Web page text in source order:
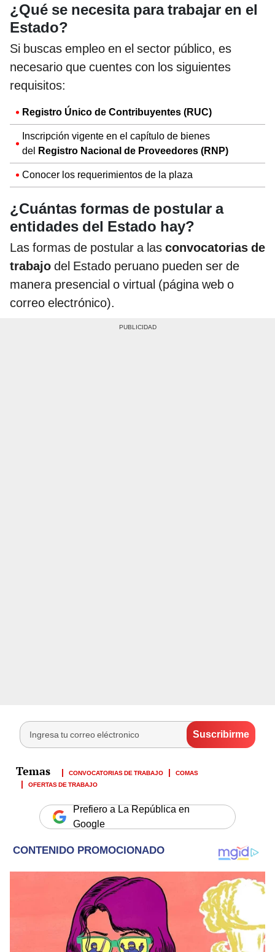
¿Qué se necesita para trabajar en el
Estado?
Si buscas empleo en el sector público, es
necesario que cuentes con los siguientes
requisitos:
Registro Único de Contribuyentes (RUC)
Inscripción vigente en el capítulo de bienes
del Registro Nacional de Proveedores (RNP)
Conocer los requerimientos de la plaza
¿Cuántas formas de postular a
entidades del Estado hay?
Las formas de postular a las convocatorias de
trabajo del Estado peruano pueden ser de
manera presencial o virtual (página web o
correo electrónico).
CONVOCATORIAS DE TRABAJO
COMAS
OFERTAS DE TRABAJO
Prefiero a La República en
Google